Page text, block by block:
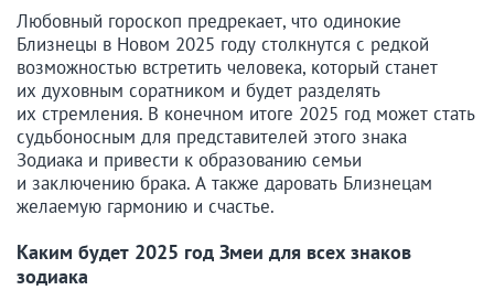
Любовный гороскоп предрекает, что одинокие
Близнецы в Новом 2025 году столкнутся с редкой
возможностью встретить человека, который станет
их духовным соратником и будет разделять
их стремления. В конечном итоге 2025 год может стать
судьбоносным для представителей этого знака
Зодиака и привести к образованию семьи
и заключению брака. А также даровать Близнецам
желаемую гармонию и счастье.
Каким будет 2025 год Змеи для всех знаков
зодиака